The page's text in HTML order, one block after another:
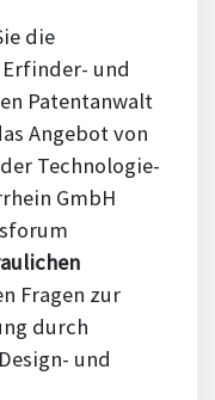
die
und
Patentanwalt
Angebot von
Technologie-
GmbH
Fragen zur
durch
und